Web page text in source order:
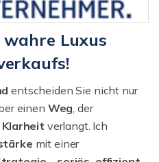
Luxus
entscheiden Sie nicht nur
einen Weg, der
Klarheit verlangt. Ich
mit einer